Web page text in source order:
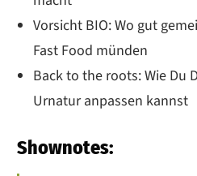
Vorsicht BIO: Wo gut
Fast Food münden
Back to the roots: Wie Du
Urnatur anpassen kannst
Shownotes: